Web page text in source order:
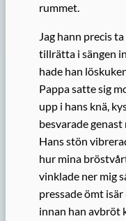
rummet.
Jag hann precis
tillrätta i sängen
hade han
Pappa satte sig
upp i hans knä,
besvarade
Hans stön
hur mina
vinklade ner mig
pressade ömt
innan han avbröt